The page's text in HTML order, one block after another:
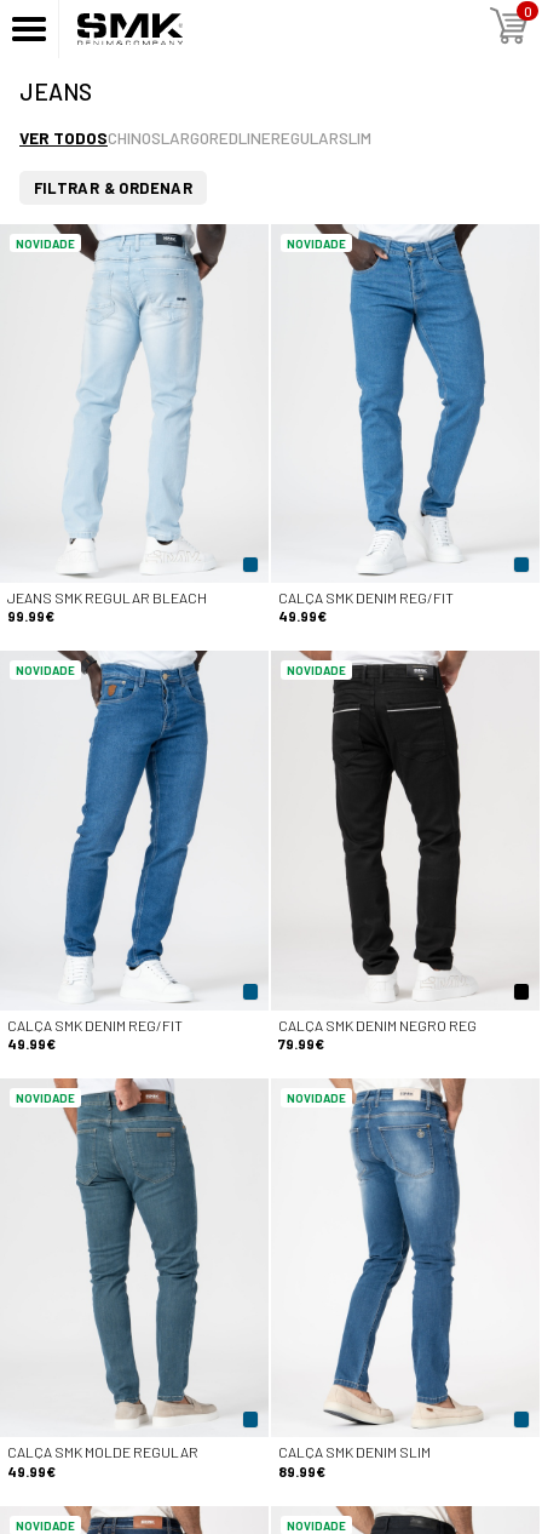
0
JEANS
VER TODOSCHINOSLARGOREDLINEREGULARSLIM
FILTRAR & ORDENAR
NOVIDADE
JEANS SMK REGULAR BLEACH
99.99€
NOVIDADE
CALÇA SMK DENIM REG/FIT
49.99€
NOVIDADE
CALÇA SMK DENIM REG/FIT
49.99€
NOVIDADE
CALÇA SMK DENIM NEGRO REG
79.99€
NOVIDADE
CALÇA SMK MOLDE REGULAR
49.99€
NOVIDADE
CALÇA SMK DENIM SLIM
89.99€
NOVIDADE NOVIDADE